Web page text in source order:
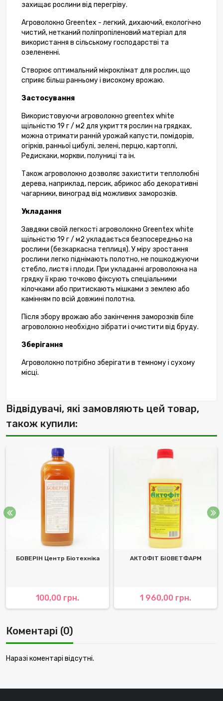
захищає рослини від перегріву.
Агроволокно Greentex - легкий, дихаючий, екологічно
чистий, нетканий поліпропіленовий матеріал для
використання в сільському господарстві та
озелененні.
Створює оптимальний мікроклімат для рослин, що
сприяє більш ранньому і високому врожаю.
Застосування
Використовуючи агроволокно greentex white
щільністю 19 г / м2 для укриття рослин на грядках,
можна отримати ранній урожай капусти, помідорів,
огірків, ранньої цибулі, зелені, перцю, картоплі,
Редискаки, моркви, полуниці та ін.
Також агроволокно дозволяє захистити теплолюбні
дерева, наприклад, персик, абрикос або декоративні
чагарники, виноград від можливих заморозків.
Укладання
Завдяки своїй легкості агроволокно Greentex white
щільністю 19 г / м2 укладається безпосередньо на
рослини (безкаркасна теплиця). У міру зростання
рослини легко піднімають полотно, не пошкоджуючи
стебло, листя і плоди. При укладанні агроволокна на
грядку її краю точково фіксують спеціальними
кілочками або притискають мішками з землею або
камінням по всій довжині полотна.
Після збору врожаю або закінчення заморозків біле
агроволокно необхідно зібрати і очистити від бруду.
Зберігання
Агроволокно потрібно зберігати в темному і сухому
місці.
Відвідувачі, які замовляють цей товар,
також купили:
БОВЕРІН Центр Біотехніка
100,00 грн.
АКТОФІТ БІОВЕТФАРМ
1 960,00 грн.
Коментарі (0)
Наразі коментарі відсутні.